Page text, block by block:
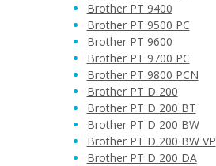
Brother PT 9400
Brother PT 9500 PC
Brother PT 9600
Brother PT 9700 PC
Brother PT 9800 PCN
Brother PT D 200
Brother PT D 200 BT
Brother PT D 200 BW
Brother PT D 200 BW VP
Brother PT D 200 DA